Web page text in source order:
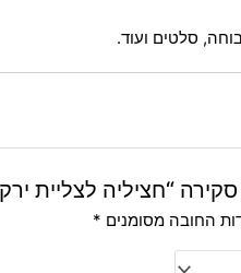
סלטים ועוד.
“חציליה לצליית
החובה מסומנים *